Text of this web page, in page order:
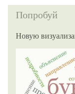
Попробуй
Новую